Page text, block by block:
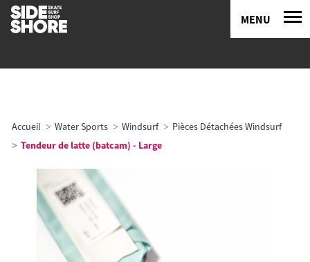
MENU
Accueil Water Sports Windsurf
Pièces Détachées Windsurf
Tendeur de latte (batcam) - Large